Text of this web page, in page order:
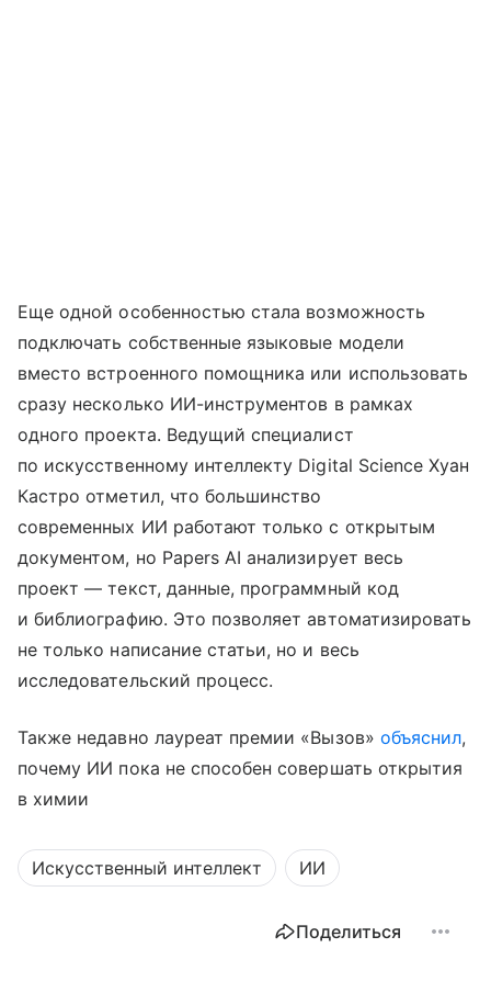
Еще одной особенностью стала возможность
подключать собственные языковые модели
вместо встроенного помощника или использовать
сразу несколько ИИ-инструментов в рамках
одного проекта. Ведущий специалист
по искусственному интеллекту Digital Science Хуан
Кастро отметил, что большинство
современных ИИ работают только с открытым
документом, но Papers AI анализирует весь
проект — текст, данные, программный код
и библиографию. Это позволяет автоматизировать
не только написание статьи, но и весь
исследовательский процесс.
Также недавно лауреат премии «Вызов» объяснил,
почему ИИ пока не способен совершать открытия
в химии
Искусственный интеллект ИИ
Поделиться